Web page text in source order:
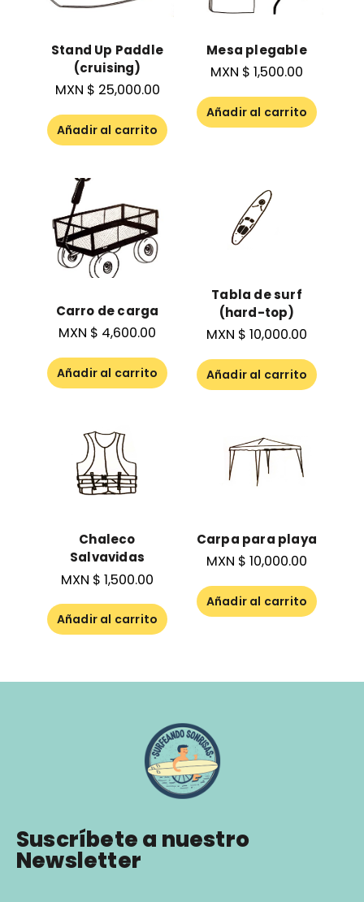
Stand Up Paddle
(cruising)
MXN $ 25,000.00
Añadir al carrito
Mesa plegable
MXN $ 1,500.00
Añadir al carrito
Carro de carga
MXN $ 4,600.00
Añadir al carrito
Tabla de surf
(hard-top)
MXN $ 10,000.00
Añadir al carrito
Chaleco
Salvavidas
MXN $ 1,500.00
Añadir al carrito
Carpa para playa
MXN $ 10,000.00
Añadir al carrito
Suscríbete a nuestro
Newsletter